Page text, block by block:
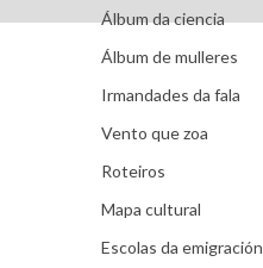
Álbum da ciencia
Álbum de mulleres
Irmandades da fala
Vento que zoa
Roteiros
Mapa cultural
Escolas da emigración